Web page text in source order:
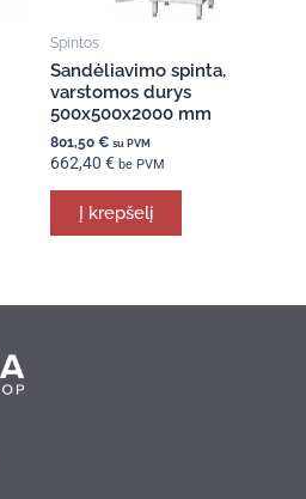
Spintos
Sandėliavimo spinta,
varstomos durys
500x500x2000 mm
801,50 € su PVM
662,40 € be PVM
Į krepšelį